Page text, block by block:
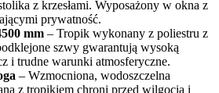
z krzesłami. Wyposażony w okna z
prywatność.
mm – Tropik wykonany z poliestru z
szwy gwarantują wysoką
i trudne warunki atmosferyczne.
– Wzmocniona, wodoszczelna
z tropikiem chroni przed wilgocią i